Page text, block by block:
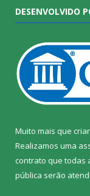
DESENVOLVIDO
Muito mais que
Realizamos uma
contrato que todas
pública serão